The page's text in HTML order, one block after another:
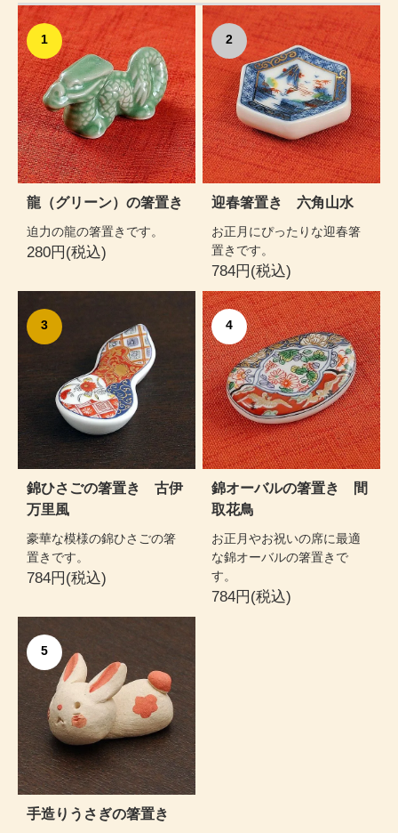
1
龍（グリーン）の箸置き
迫力の龍の箸置きです。
280円(税込)
2
迎春箸置き 六角山水
お正月にぴったりな迎春箸
置きです。
784円(税込)
3
錦ひさごの箸置き 古伊
万里風
豪華な模様の錦ひさごの箸
置きです。
784円(税込)
4
錦オーバルの箸置き 間
取花鳥
お正月やお祝いの席に最適
な錦オーバルの箸置きで
す。
784円(税込)
5
手造りうさぎの箸置き